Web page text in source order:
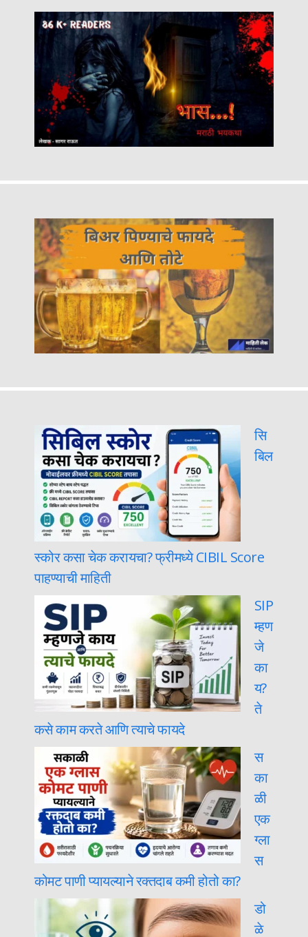
सि
बिल
स्कोर कसा चेक करायचा? फ्रीमध्ये CIBIL Score
पाहण्याची माहिती
SIP
म्हण
जे
का
य?
ते
कसे काम करते आणि त्याचे फायदे
स
का
ळी
एक
ग्ला
स
कोमट पाणी प्यायल्याने रक्तदाब कमी होतो का?
डो
ळे